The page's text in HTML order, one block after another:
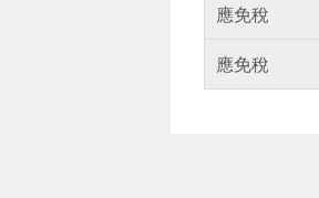
應免稅
應免稅